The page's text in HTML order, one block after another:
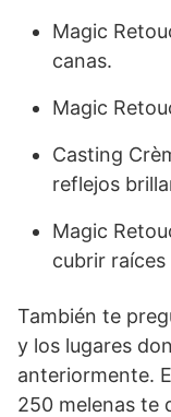
Magic
canas.
Magic
Casting
reflejos
Magic
cubrir raíces
También te
y los lugares
anteriormente.
250 melenas te